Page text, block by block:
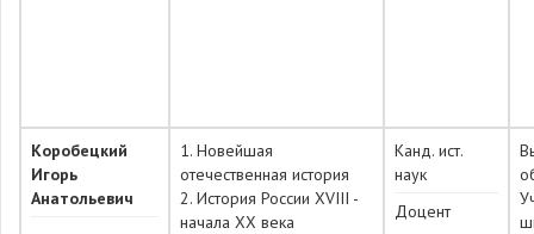
Коробецкий
Игорь
Анатольевич
1. Новейшая
отечественная история
2. История России XVIII -
начала XX века
Канд. ист.
наук
Доцент